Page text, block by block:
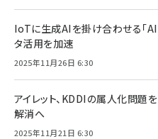
IoTに生成AIを掛け合わせる「
タ活用を加速
2025年11月26日 6:30
アイレット、KDDIの属人化問題
解消へ
2025年11月21日 6:30